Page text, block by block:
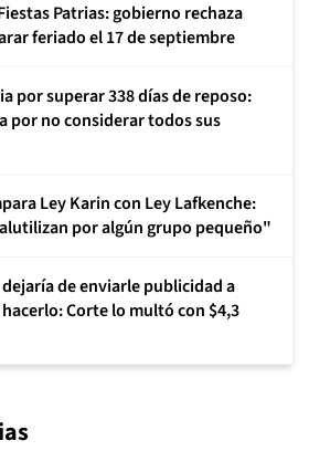
Patrias: gobierno rechaza
feriado el 17 de septiembre
por superar 338 días de reposo:
por no considerar todos sus
Ley Karin con Ley Lafkenche:
por algún grupo pequeño"
de enviarle publicidad a
Corte lo multó con $4,3